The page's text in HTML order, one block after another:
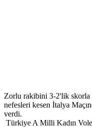
Zorlu rakibini 3-2'lik skorla
nefesleri kesen İtalya
verdi.
Türkiye A Milli Kadın